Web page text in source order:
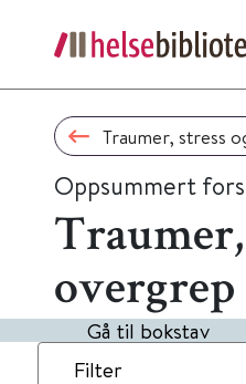
Traumer, stress
Oppsummert
Traumer,
overgrep
Gå til bokstav
Filter